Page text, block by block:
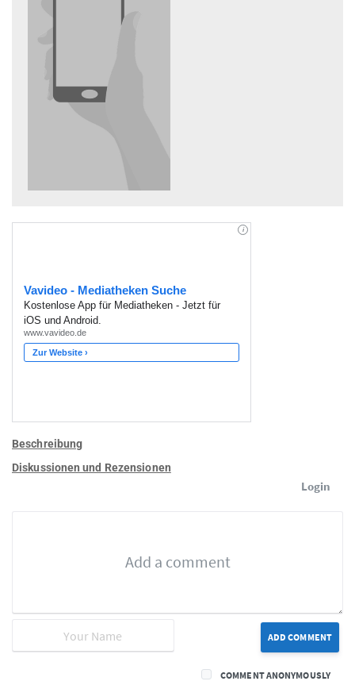
Beschreibung
Diskussionen und Rezensionen
Login
ADD COMMENT
COMMENT ANONYMOUSLY